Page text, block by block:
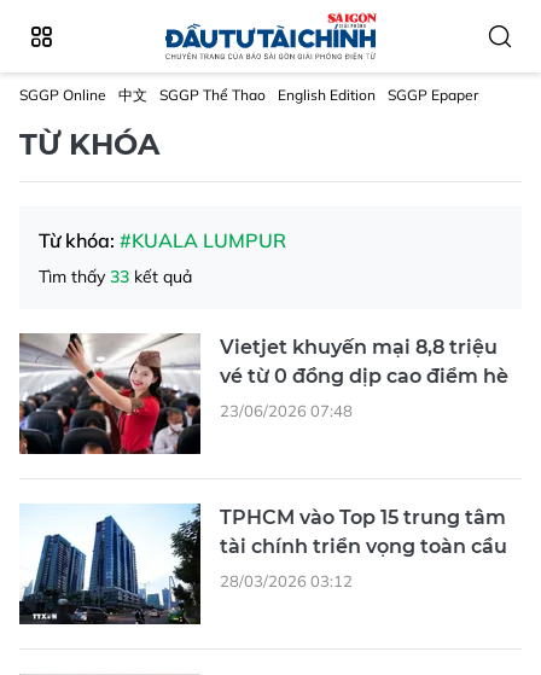
SGGP Online 中文 SGGP Thể Thao English Edition SGGP Epaper
TỪ KHÓA
Từ khóa: #KUALA LUMPUR
Tìm thấy 33 kết quả
Vietjet khuyến mại 8,8 triệu
vé từ 0 đồng dịp cao điểm hè
23/06/2026 07:48
TPHCM vào Top 15 trung tâm
tài chính triển vọng toàn cầu
28/03/2026 03:12